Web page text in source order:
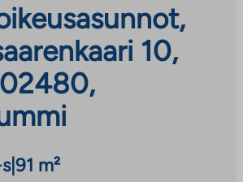
10,
|91 m²